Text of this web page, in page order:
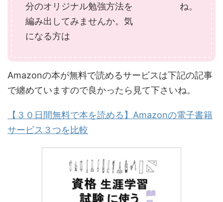
分のオリジナル勉強方法を
編み出してみませんか。気
になる方は
ね。
Amazonの本が無料で読めるサービスは下記の記事
で纏めていますので良かったら見て下さいね。
【３０日間無料で本を読める】Amazonの電子書籍
サービス３つを比較